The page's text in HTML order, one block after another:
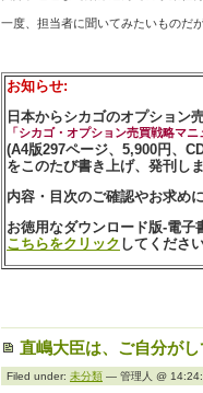
一度、担当者に聞いてみたいものだが
お知らせ:
日本からシカゴのオプション
「シカゴ・オプション売買戦略マニ
(A4版297ページ、5,900円、
をこのたび書き上げ、発刊しま
内容・目次のご確認やお求め
お徳用なダウンロード版-電子
こちらをクリック してください
直嶋大臣は、ご自分が
Filed under: 未分類 — 管理人 @